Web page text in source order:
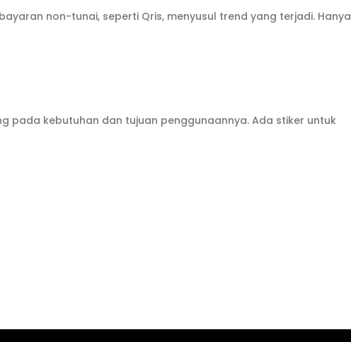
non-tunai, seperti Qris, menyusul trend yang terjadi. Hanya
pada kebutuhan dan tujuan penggunaannya. Ada stiker untuk